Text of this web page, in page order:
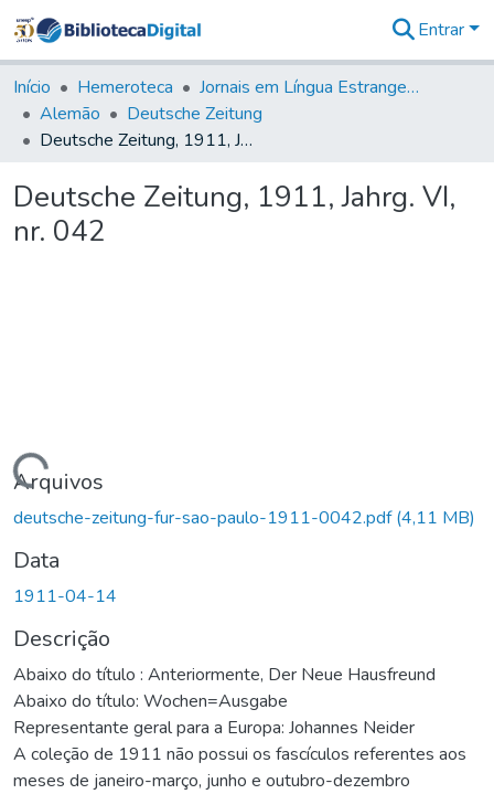
&
Coleções
Tudo na
Biblioteca
Estatísticas
Entrar
Início Hemeroteca
Jornais em Língua Estrangeira
Alemão
Deutsche Zeitung
Deutsche Zeitung, 1911, Jahrg. VI, nr. 042
Deutsche Zeitung, 1911, Jahrg. VI,
nr. 042
Carregando...
Arquivos
deutsche-zeitung-fur-sao-paulo-1911-0042.pdf(4,11 MB)
Data
1911-04-14
Descrição
Abaixo do título : Anteriormente, Der Neue Hausfreund
Abaixo do título: Wochen=Ausgabe
Representante geral para a Europa: Johannes Neider
A coleção de 1911 não possui os fascículos referentes aos
meses de janeiro-março, junho e outubro-dezembro